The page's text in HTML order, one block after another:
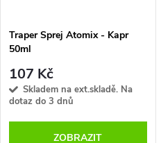
Traper Sprej Atomix - Kapr
50ml
107 Kč
Skladem na ext.skladě. Na
dotaz do 3 dnů
ZOBRAZIT